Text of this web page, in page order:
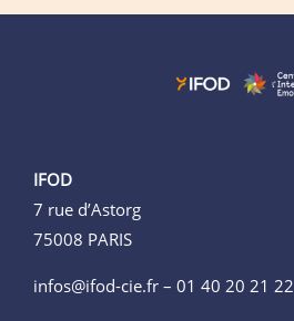
IFOD
7 rue d’Astorg
75008 PARIS
infos@ifod-cie.fr – 01 40 20 21 22